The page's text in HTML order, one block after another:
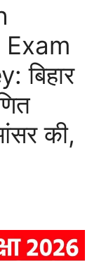
बिहार
की,